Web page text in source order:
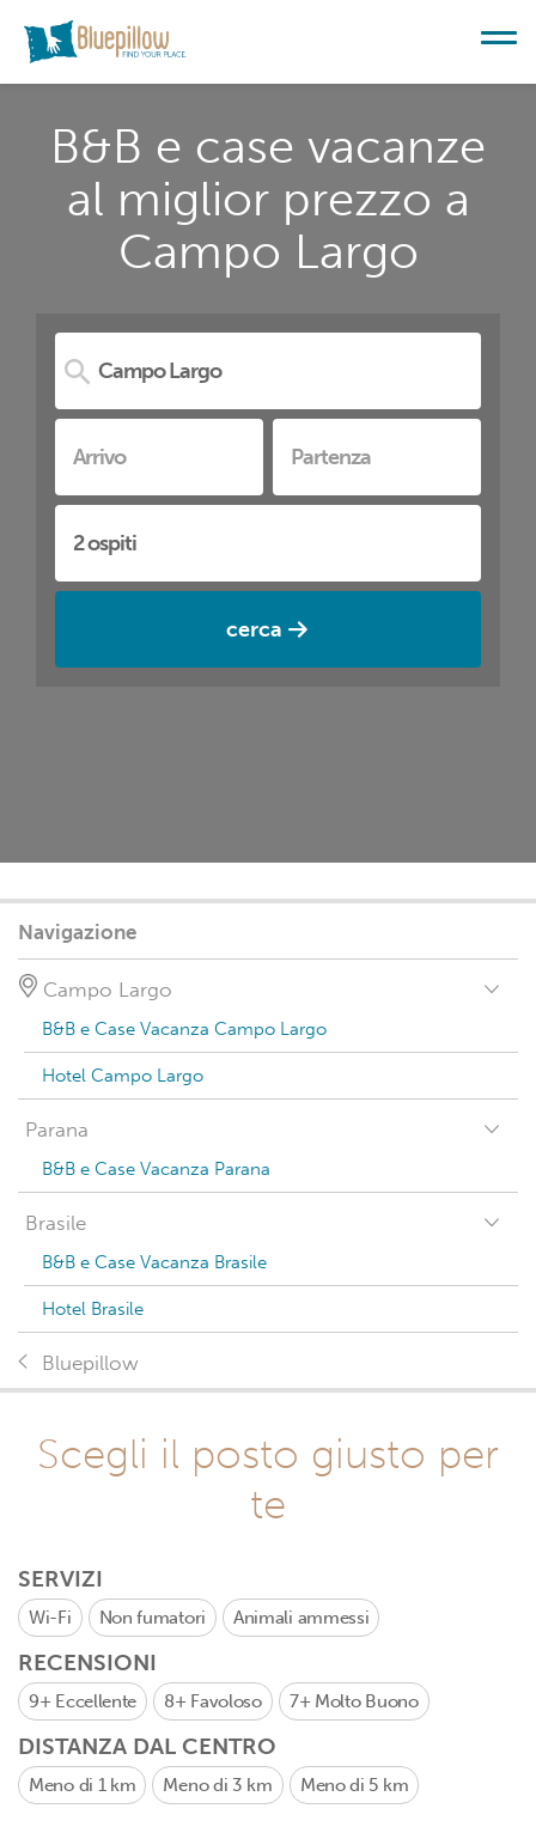
B&B e case vacanze
al miglior prezzo a
Campo Largo
cerca
Navigazione
Campo Largo
B&B e Case Vacanza Campo Largo
Hotel Campo Largo
Parana
B&B e Case Vacanza Parana
Brasile
B&B e Case Vacanza Brasile
Hotel Brasile
Bluepillow
Scegli il posto giusto per
te
SERVIZI
Wi-Fi Non fumatori Animali ammessi
RECENSIONI
9+ Eccellente 8+ Favoloso 7+ Molto Buono
DISTANZA DAL CENTRO
Meno di 1 km Meno di 3 km Meno di 5 km